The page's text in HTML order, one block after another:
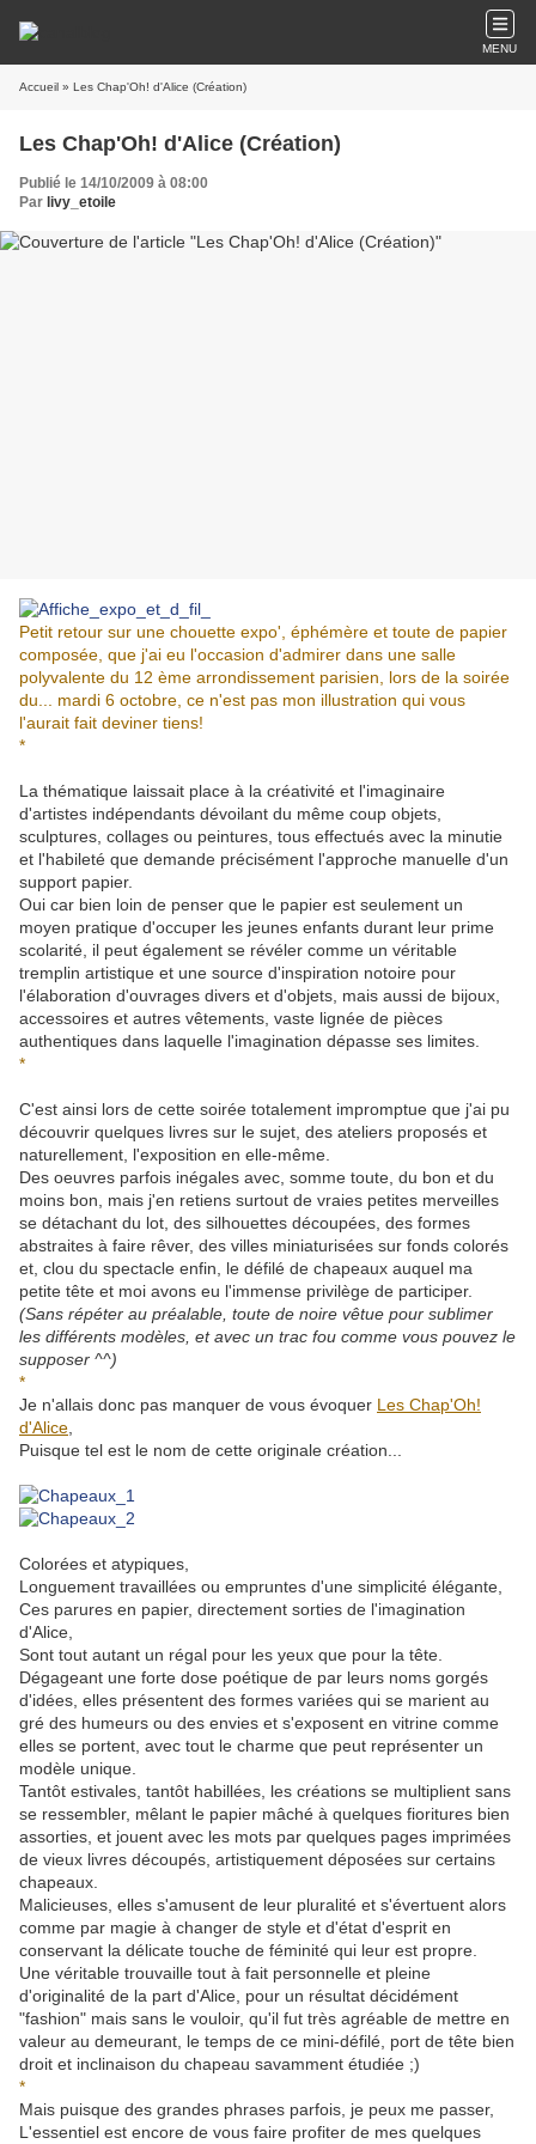
MENU
Accueil » Les Chap'Oh! d'Alice (Création)
Les Chap'Oh! d'Alice (Création)
Publié le 14/10/2009 à 08:00
Par livy_etoile
Petit retour sur une chouette expo', éphémère et toute de papier
composée, que j'ai eu l'occasion d'admirer dans une salle
polyvalente du 12 ème arrondissement parisien, lors de la soirée
du... mardi 6 octobre, ce n'est pas mon illustration qui vous
l'aurait fait deviner tiens!
*
La thématique laissait place à la créativité et l'imaginaire
d'artistes indépendants dévoilant du même coup objets,
sculptures, collages ou peintures, tous effectués avec la minutie
et l'habileté que demande précisément l'approche manuelle d'un
support papier.
Oui car bien loin de penser que le papier est seulement un
moyen pratique d'occuper les jeunes enfants durant leur prime
scolarité, il peut également se révéler comme un véritable
tremplin artistique et une source d'inspiration notoire pour
l'élaboration d'ouvrages divers et d'objets, mais aussi de bijoux,
accessoires et autres vêtements, vaste lignée de pièces
authentiques dans laquelle l'imagination dépasse ses limites.
*
C'est ainsi lors de cette soirée totalement impromptue que j'ai pu
découvrir quelques livres sur le sujet, des ateliers proposés et
naturellement, l'exposition en elle-même.
Des oeuvres parfois inégales avec, somme toute, du bon et du
moins bon, mais j'en retiens surtout de vraies petites merveilles
se détachant du lot, des silhouettes découpées, des formes
abstraites à faire rêver, des villes miniaturisées sur fonds colorés
et, clou du spectacle enfin, le défilé de chapeaux auquel ma
petite tête et moi avons eu l'immense privilège de participer.
(Sans répéter au préalable, toute de noire vêtue pour sublimer
les différents modèles, et avec un trac fou comme vous pouvez le
supposer ^^)
*
Je n'allais donc pas manquer de vous évoquer Les Chap'Oh!
d'Alice
Puisque tel est le nom de cette originale création...
Colorées et atypiques,
Longuement travaillées ou empruntes d'une simplicité élégante,
Ces parures en papier, directement sorties de l'imagination
d'Alice,
Sont tout autant un régal pour les yeux que pour la tête.
Dégageant une forte dose poétique de par leurs noms gorgés
d'idées, elles présentent des formes variées qui se marient au
gré des humeurs ou des envies et s'exposent en vitrine comme
elles se portent, avec tout le charme que peut représenter un
modèle unique.
Tantôt estivales, tantôt habillées, les créations se multiplient sans
se ressembler, mêlant le papier mâché à quelques fioritures bien
assorties, et jouent avec les mots par quelques pages imprimées
de vieux livres découpés, artistiquement déposées sur certains
chapeaux.
Malicieuses, elles s'amusent de leur pluralité et s'évertuent alors
comme par magie à changer de style et d'état d'esprit en
conservant la délicate touche de féminité qui leur est propre.
Une véritable trouvaille tout à fait personnelle et pleine
d'originalité de la part d'Alice, pour un résultat décidément
"fashion" mais sans le vouloir, qu'il fut très agréable de mettre en
valeur au demeurant, le temps de ce mini-défilé, port de tête bien
droit et inclinaison du chapeau savamment étudiée ;)
*
Mais puisque des grandes phrases parfois, je peux me passer,
L'essentiel est encore de vous faire profiter de mes quelques